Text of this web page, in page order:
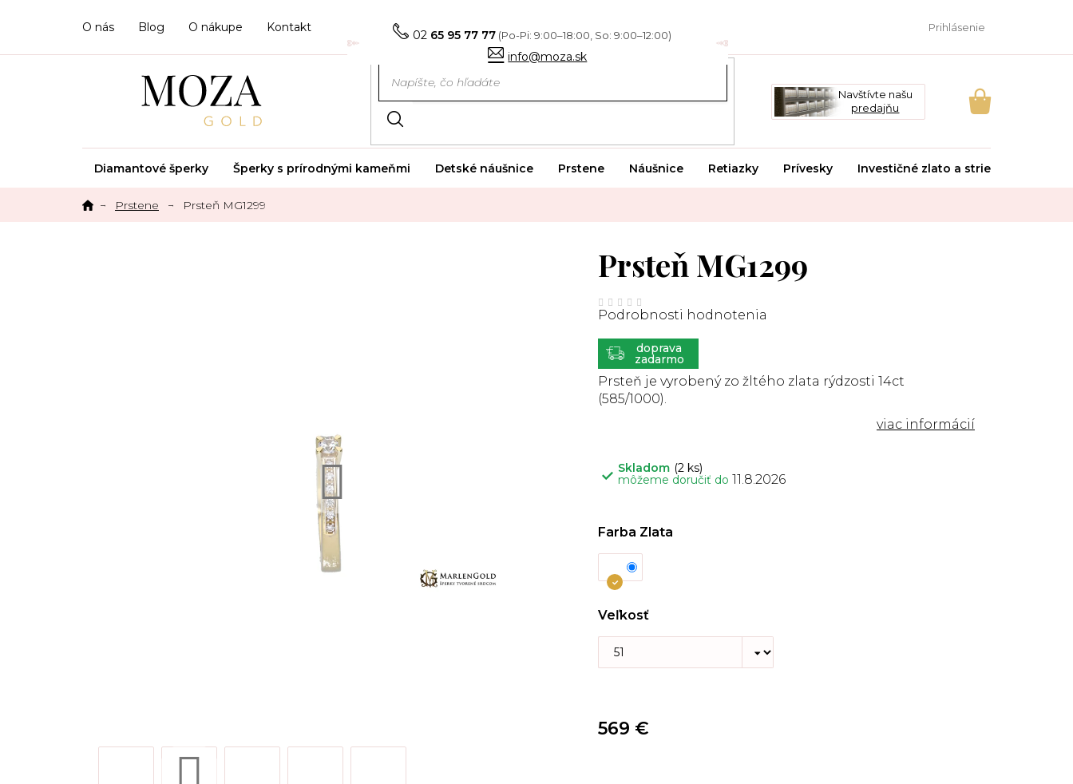
02 65 95 77 77
info@moza.sk
O nás Blog O nákupe Kontakt Prihlásenie
Navštívte našu
predajňu
NÁKUPNÝ
Diamantové šperky Šperky s prírodnými kameňmi Detské náušnice Prstene Náušnice Retiazky Prívesky Investičné zlato a striebro
Prstene Prsteň MG1299
Skladom (2 ks)
môžeme doručiť do 11.8.2026
Farba Zlata
Veľkosť
Prsteň je vyrobený zo žltého zlata rýdzosti 14ct
(585/1000).
Prsteň MG1299
Priemerné
hodnotenie
produktu
0,0
hviezdičiek.
Podrobnosti hodnotenia
ZADARMO
569 €